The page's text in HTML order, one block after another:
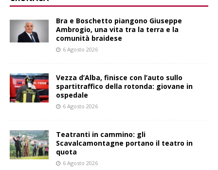
Bra e Boschetto piangono Giuseppe
Ambrogio, una vita tra la terra e la
comunità braidese
6 Agosto 2026
Vezza d’Alba, finisce con l’auto sullo
spartitraffico della rotonda: giovane in
ospedale
6 Agosto 2026
Teatranti in cammino: gli
Scavalcamontagne portano il teatro in
quota
6 Agosto 2026